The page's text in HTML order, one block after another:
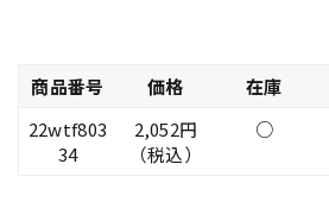
商品番号 価格 在庫
22wtf803
34
2,052円
（税込）
○